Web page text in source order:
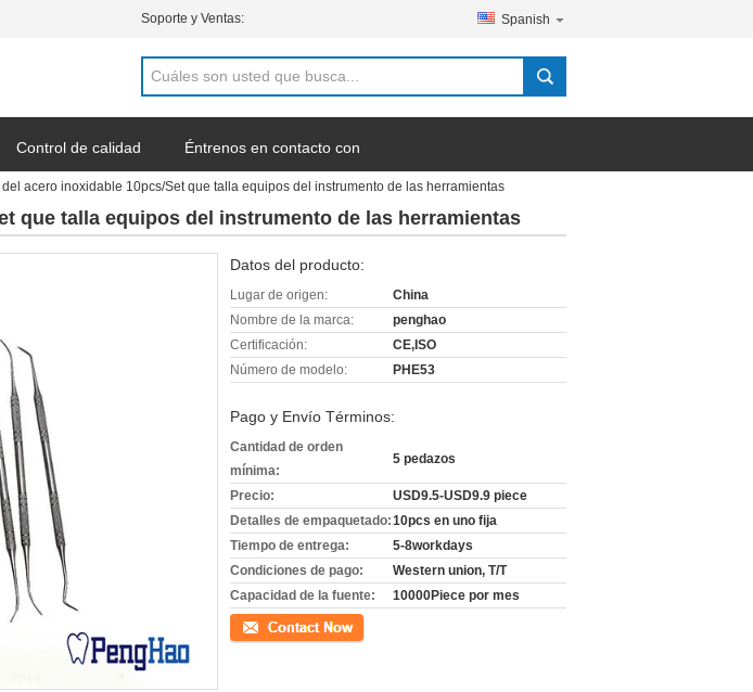
Soporte y Ventas: Spanish
Control de calidad Éntrenos en contacto con
acero inoxidable 10pcs/Set que talla equipos del instrumento de las herramientas
que talla equipos del instrumento de las herramientas
Datos del producto:
Lugar de origen:
China
Nombre de la marca:
penghao
Certificación:
CE,ISO
Número de modelo:
PHE53
Pago y Envío Términos:
Cantidad de orden
mínima:
5 pedazos
Precio:
USD9.5-USD9.9 piece
Detalles de empaquetado:10pcs en uno fija
Tiempo de entrega:
5-8workdays
Condiciones de pago:
Western union, T/T
Capacidad de la fuente:
10000Piece por mes
Contacto